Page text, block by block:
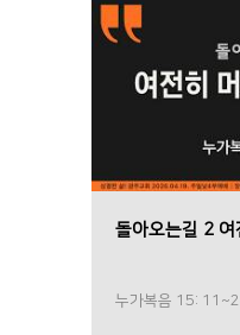
돌아오는길 2
누가복음 15: